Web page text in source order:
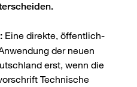
Eine direkte, öffentlich-
der neuen
erst, wenn die
Technische